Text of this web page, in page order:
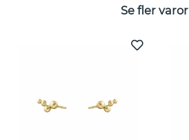
Se fler varor